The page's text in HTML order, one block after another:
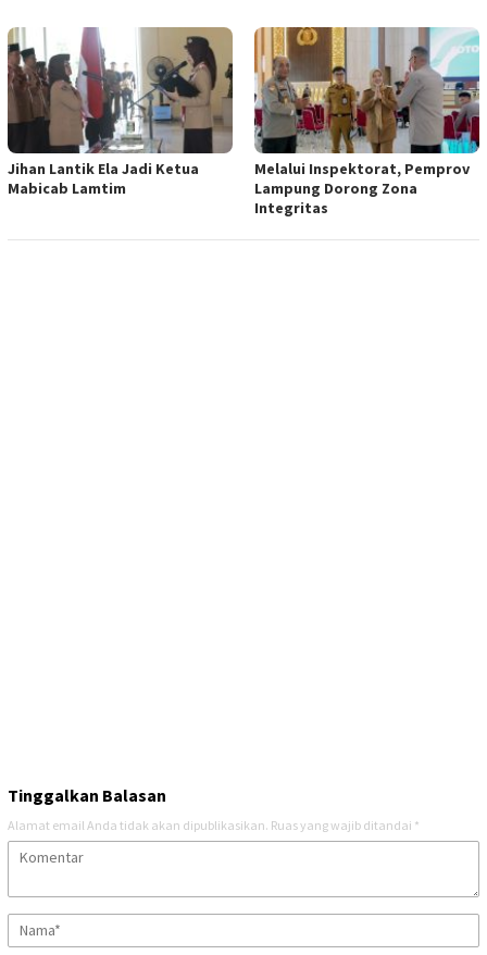
Jihan Lantik Ela Jadi Ketua
Mabicab Lamtim
Melalui Inspektorat, Pemprov
Lampung Dorong Zona
Integritas
Tinggalkan Balasan
Alamat email Anda tidak akan dipublikasikan. Ruas yang wajib ditandai *